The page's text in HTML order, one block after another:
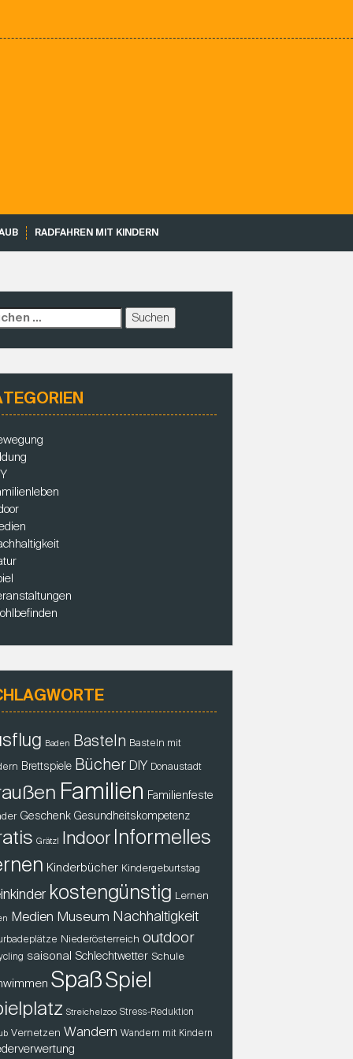
RADFAHREN MIT KINDERN
Baden Basteln Basteln mit
Brettspiele BücherDIY Donaustadt
Familien Familienfeste
Geschenk Gesundheitskompetenz
Grätzl Indoor Informelles
Kinderbücher Kindergeburtstag
kostengünstig Lernen
Medien Museum Nachhaltigkeit
Niederösterreich outdoor
saisonal Schlechtwetter Schule
SpaßSpiel
Streichelzoo Stress-Reduktion
Vernetzen Wandern Wandern mit Kindern